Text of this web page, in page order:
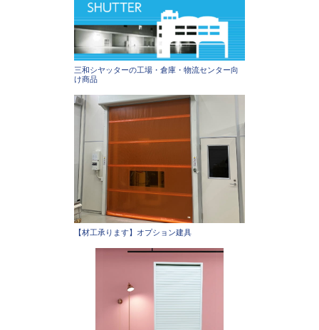
三和シヤッターの工場・倉庫・物流センター向
け商品
【材工承ります】オプション建具